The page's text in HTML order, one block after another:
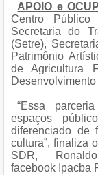
APOIO e
Centro
Secretaria do
(Setre),
Patrimônio
de Agricultura
“Essa
espaços
diferenciado de
cultura”, finaliza
SDR,
facebook Ipacba